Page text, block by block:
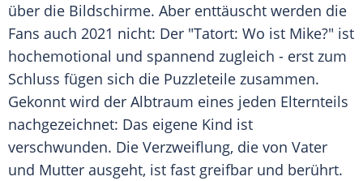
über die Bildschirme. Aber enttäuscht werden die
Fans auch 2021 nicht: Der "Tatort: Wo ist Mike?" ist
hochemotional und spannend zugleich - erst zum
Schluss fügen sich die Puzzleteile zusammen.
Gekonnt wird der Albtraum eines jeden Elternteils
nachgezeichnet: Das eigene Kind ist
verschwunden. Die Verzweiflung, die von Vater
und Mutter ausgeht, ist fast greifbar und berührt.